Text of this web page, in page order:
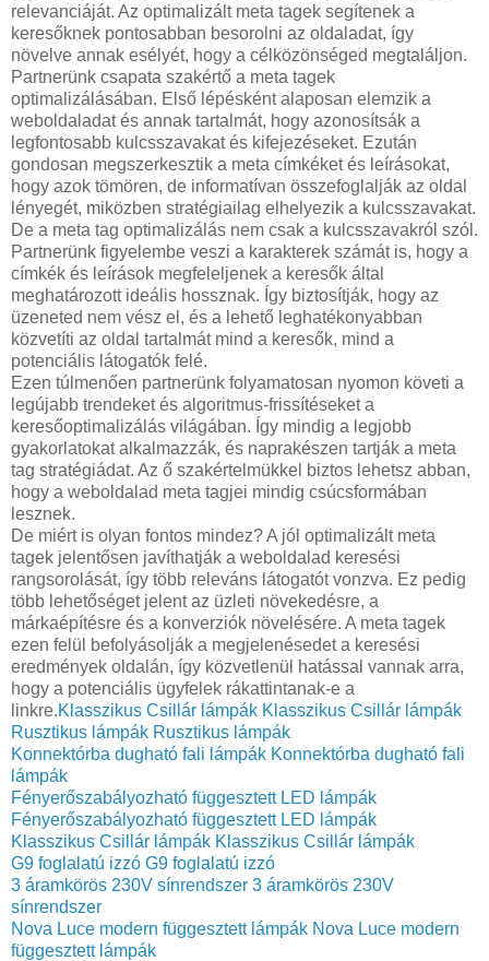
relevanciáját. Az optimalizált meta tagek segítenek a
keresőknek pontosabban besorolni az oldaladat, így
növelve annak esélyét, hogy a célközönséged megtaláljon.
Partnerünk csapata szakértő a meta tagek
optimalizálásában. Első lépésként alaposan elemzik a
weboldaladat és annak tartalmát, hogy azonosítsák a
legfontosabb kulcsszavakat és kifejezéseket. Ezután
gondosan megszerkesztik a meta címkéket és leírásokat,
hogy azok tömören, de informatívan összefoglalják az oldal
lényegét, miközben stratégiailag elhelyezik a kulcsszavakat.
De a meta tag optimalizálás nem csak a kulcsszavakról szól.
Partnerünk figyelembe veszi a karakterek számát is, hogy a
címkék és leírások megfeleljenek a keresők által
meghatározott ideális hossznak. Így biztosítják, hogy az
üzeneted nem vész el, és a lehető leghatékonyabban
közvetíti az oldal tartalmát mind a keresők, mind a
potenciális látogatók felé.
Ezen túlmenően partnerünk folyamatosan nyomon követi a
legújabb trendeket és algoritmus-frissítéseket a
keresőoptimalizálás világában. Így mindig a legjobb
gyakorlatokat alkalmazzák, és naprakészen tartják a meta
tag stratégiádat. Az ő szakértelmükkel biztos lehetsz abban,
hogy a weboldalad meta tagjei mindig csúcsformában
lesznek.
De miért is olyan fontos mindez? A jól optimalizált meta
tagek jelentősen javíthatják a weboldalad keresési
rangsorolását, így több releváns látogatót vonzva. Ez pedig
több lehetőséget jelent az üzleti növekedésre, a
márkaépítésre és a konverziók növelésére. A meta tagek
ezen felül befolyásolják a megjelenésedet a keresési
eredmények oldalán, így közvetlenül hatással vannak arra,
hogy a potenciális ügyfelek rákattintanak-e a
linkre.Klasszikus Csillár lámpák Klasszikus Csillár lámpák
Rusztikus lámpák Rusztikus lámpák
Konnektórba dugható fali lámpák Konnektórba dugható fali
lámpák
Fényerőszabályozható függesztett LED lámpák
Fényerőszabályozható függesztett LED lámpák
Klasszikus Csillár lámpák Klasszikus Csillár lámpák
G9 foglalatú izzó G9 foglalatú izzó
3 áramkörös 230V sínrendszer 3 áramkörös 230V
sínrendszer
Nova Luce modern függesztett lámpák Nova Luce modern
függesztett lámpák